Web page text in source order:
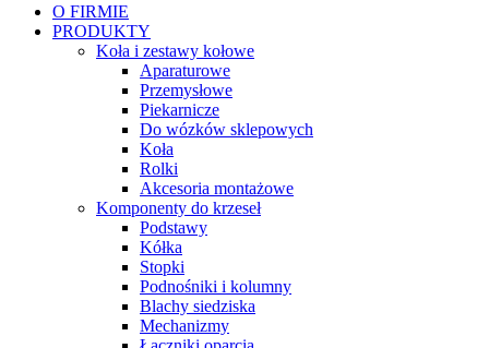
O FIRMIE
PRODUKTY
Koła i zestawy kołowe
Aparaturowe
Przemysłowe
Piekarnicze
Do wózków sklepowych
Koła
Rolki
Akcesoria montażowe
Komponenty do krzeseł
Podstawy
Kółka
Stopki
Podnośniki i kolumny
Blachy siedziska
Mechanizmy